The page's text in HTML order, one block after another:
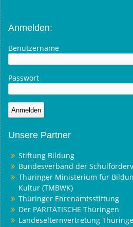
Anmelden:
Benutzername
Passwort
Unsere Partner
Stiftung Bildung
Bundesverband der
Thüringer Ministerium für
Kultur (TMBWK)
Thüringer Ehrenamtsstiftung
Der PARITÄTISCHE Thüringen
Landeselternvertretung